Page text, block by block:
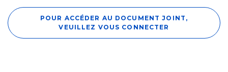
POUR ACCÉDER AU DOCUMENT JOINT,
VEUILLEZ VOUS CONNECTER